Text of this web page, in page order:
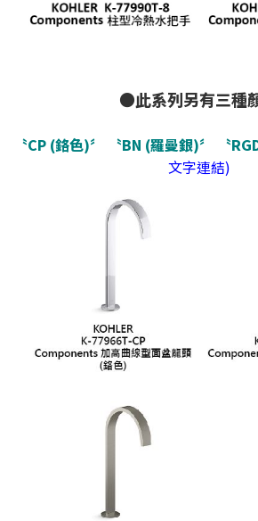
●此系列另有三種
〝CP (鉻色)〞 〝BN (羅曼銀)〞 〝
文字連結)